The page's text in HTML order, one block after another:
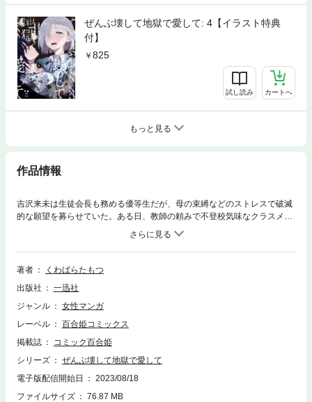
ぜんぶ壊して地獄で愛して: 4【イラスト特典
付】
825
試し読み カートへ
もっと見る
作品情報
吉沢来未は生徒会長も務める優等生だが、母の束縛などのストレスで破滅
的な願望を募らせていた。ある日、教師の頼みで不登校気味なクラスメイ
ト・直井と話をするが、上辺だけの言葉で話す吉沢を直井は蔑み、更には
「ある動画」で脅してきた。その動画には、万引きをしようとする吉沢が
映っていて…。逃げ場のない毎日でもがく少女たちの、バイオレンス青春
ストーリー。
著者
くわばらたもつ
出版社
一迅社
ジャンル
女性マンガ
レーベル
百合姫コミックス
掲載誌
コミック百合姫
シリーズ
ぜんぶ壊して地獄で愛して
電子版配信開始日
2023/08/18
ファイルサイズ
76.87 MB